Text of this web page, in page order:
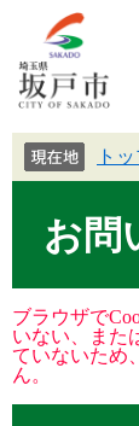
ト
お問
ブラウザで
いない、また
ていないため
ん。